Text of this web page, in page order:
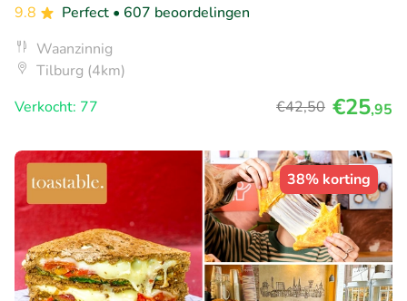
9.8 Perfect • 607 beoordelingen
Waanzinnig
Tilburg (4km)
Verkocht: 77
€42,50 €25,95
38% korting